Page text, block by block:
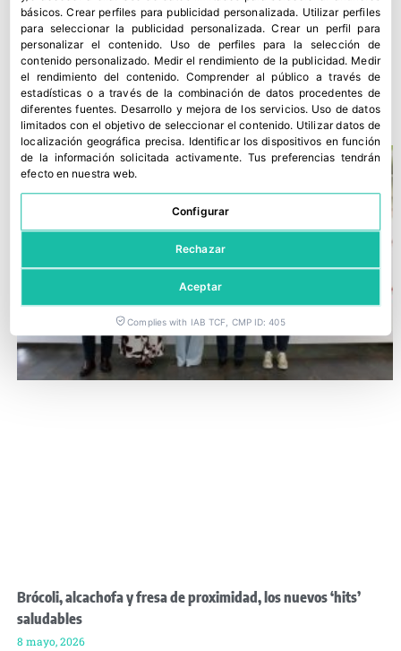
‘Una Europa más Saludable’ suma 8 premios en Smile Festival
15 mayo, 2026
Brócoli, alcachofa y fresa de proximidad, los nuevos ‘hits’
saludables
8 mayo, 2026
básicos.Crear perfiles para publicidad personalizada. Utilizar perfiles
para seleccionar la publicidad personalizada.Crear un perfil para
personalizar el contenido. Uso de perfiles para la selección de
contenido personalizado. Medir el rendimiento de la publicidad. Medir
el rendimiento del contenido.Comprender al público a través de
estadísticas o a través de la combinación de datos procedentes de
diferentes fuentes. Desarrollo y mejora de los servicios. Uso de datos
limitados con el objetivo de seleccionar el contenido. Utilizar datos de
localización geográfica precisa. Identificar los dispositivos en función
de la información solicitada activamente. Tus preferencias tendrán
efecto en nuestra web.
Configurar
Rechazar
Aceptar
Complies with IAB TCF, CMP ID: 405